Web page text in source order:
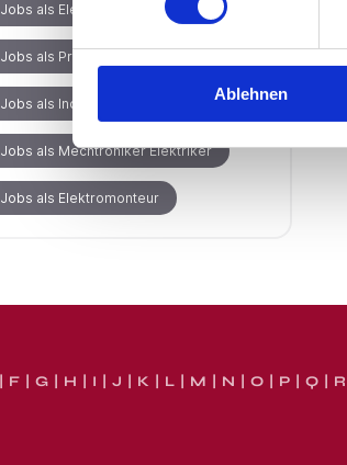
Ablehnen
Jobs als Elektrofachkraft
Jobs als Projektleiter Elektrotechnik
Jobs als Industrieelektroniker
Jobs als Mechtroniker Elektriker
Jobs als Elektromonteur
F G H I J K L M N O P Q R